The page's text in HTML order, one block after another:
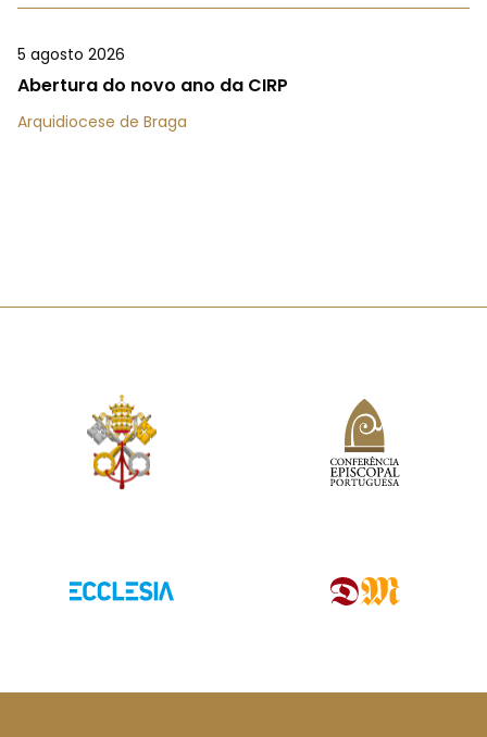
5 agosto 2026
Abertura do novo ano da CIRP
Arquidiocese de Braga